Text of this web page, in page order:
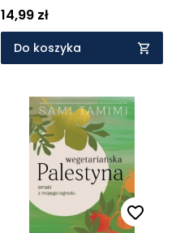
14,99 zł
Do koszyka